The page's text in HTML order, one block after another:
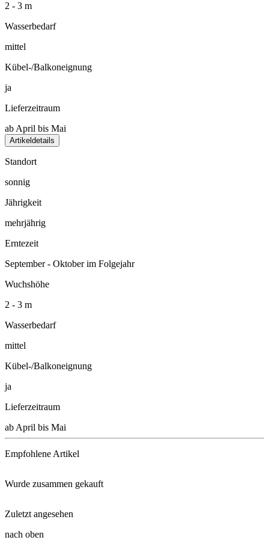
2 - 3 m
Wasserbedarf
mittel
Kübel-/Balkoneignung
ja
Lieferzeitraum
ab April bis Mai
Artikeldetails
Standort
sonnig
Jährigkeit
mehrjährig
Erntezeit
September - Oktober im Folgejahr
Wuchshöhe
2 - 3 m
Wasserbedarf
mittel
Kübel-/Balkoneignung
ja
Lieferzeitraum
ab April bis Mai
Empfohlene Artikel
Wurde zusammen gekauft
Sommerblumen-Mischung, Schmück ...
Zuletzt angesehen
nach oben